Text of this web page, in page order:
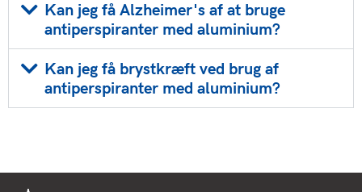
Kan jeg få Alzheimer's af at bruge
antiperspiranter med aluminium?
Kan jeg få brystkræft ved brug af
antiperspiranter med aluminium?